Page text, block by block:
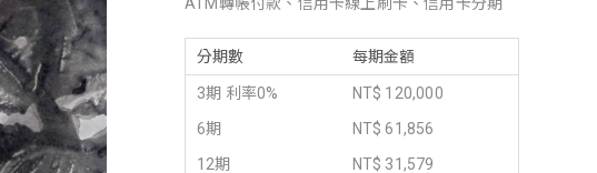
分期數 每期金額
3期 利率0%
NT$ 120,000
6期
NT$ 61,856
12期
NT$ 31,579